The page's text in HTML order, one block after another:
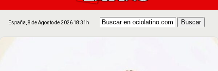
España, 8 de Agosto de 2026 18:31h